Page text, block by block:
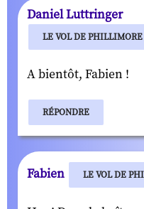
Daniel Luttringer
LE VOL DE PHILLIMORE
A bientôt, Fabien !
RÉPONDRE
Fabien LE VOL DE